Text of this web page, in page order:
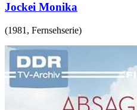
Jockei Monika
(1981 , Fernsehserie)